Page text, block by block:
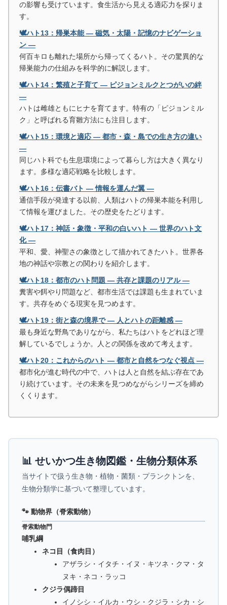
の影響も受けています。食生活から見える適応力を探りま
す。
🕊️ハト13：帰巣本能 ― 磁気・太陽・記憶のナビゲーショ
ン ―
何百キロも離れた場所から帰ってくるハト。その驚異的な
帰巣能力の仕組みを科学的に解説します。
🕊️ハト14：繁殖と子育て ― ピジョンミルクとつがいの絆
―
ハトは雌雄ともにヒナを育てます。特有の「ピジョンミル
ク」と呼ばれる育雛方法にも注目します。
🕊️ハト15：環境と適応 ― 都市・森・島での生き方の違い
―
同じハト科でも生息環境によって暮らし方は大きく異なり
ます。多様な適応戦略を比較します。
🕊️ハト16：伝書バト ― 情報を運んだ翼 ―
通信手段が発達する以前、人類はハトの帰巣本能を利用し
て情報を運びました。その歴史をたどります。
🕊️ハト17：神話・象徴・平和の白いハト ― 世界のハト文
化 ―
平和、愛、神聖さの象徴として描かれてきたハト。世界各
地の神話や宗教との関わりを紹介します。
🕊️ハト18：都市のハト問題 ― 共存と課題のリアル ―
糞害や餌やり問題など、都市生活では課題も生まれていま
す。共存をめぐる現実を見つめます。
🕊️ハト19：街と森の境界で ― 人とハトの距離感 ―
最も身近な野鳥でありながら、私たちはハトをどれほど理
解しているでしょうか。人との関係を改めて考えます。
🕊️ハト20：これからのハト ― 都市と自然をつなぐ視点 ―
都市化が進む時代の中で、ハトは人と自然を結ぶ存在であ
り続けています。その未来を見つめながらシリーズを締め
くくります。
📊 せいかつ生き物図鑑・生物分類体系
当サイトで扱う生き物・植物・菌類・プランクトンを、
生物分類学に基づいて整理しています。
🐾 動物界（脊索動物）
脊索動物門
哺乳綱
ネコ目（食肉目）
アザラシ・イタチ・イヌ・キツネ・クマ・タ
ヌキ・ネコ・ラッコ
クジラ偶蹄目
イノシシ・イルカ・ウシ・クジラ・シカ・シ